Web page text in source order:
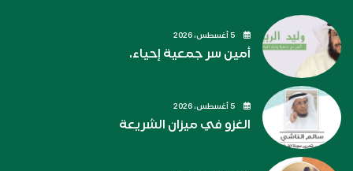
أمين سر جمعية إحياء.
الغزو في ميزان الشريعة